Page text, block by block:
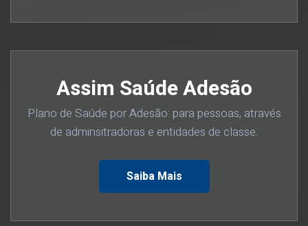
Assim Saúde Adesão
Plano de Saúde por Adesão: para pessoas, através
de adminsitradoras e entidades de classe.
Saiba Mais